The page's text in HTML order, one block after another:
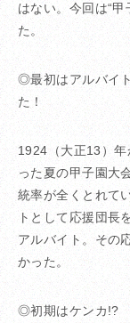
はない。今回は“
た。
◎最初はアルバイ
た！
1924（大正13）
った夏の甲子園大
統率が全くとれて
トとして応援団長
アルバイト。その
かった。
◎初期はケンカ!?